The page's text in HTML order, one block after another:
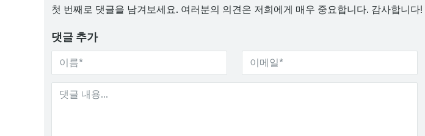
첫 번째로 댓글을 남겨보세요. 여러분의 의견은 저희에게 매우 중요합니다. 감사합니다!
댓글 추가